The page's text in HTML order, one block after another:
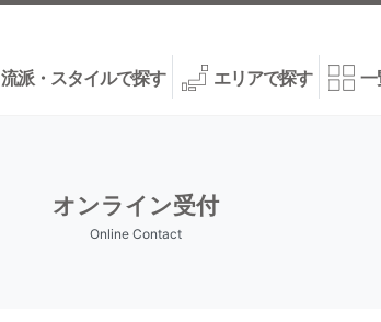
流派・スタイルで探す エリアで探す 一
オンライン受付
Online Contact